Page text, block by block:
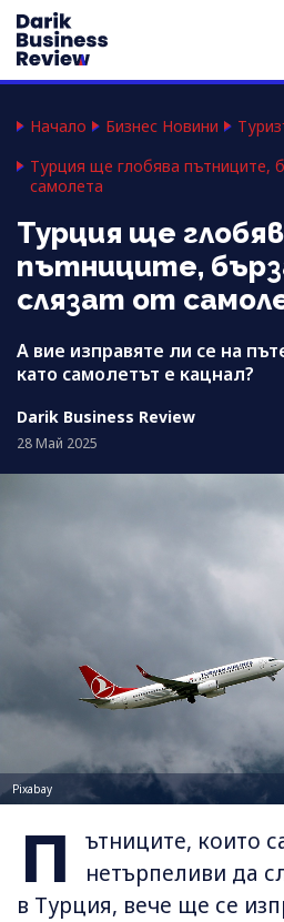
Начало Бизнес Новини
Турция ще глобява пътниците,
самолета
Турция ще
пътниците,
слязат от
А вие изправяте ли се на
като самолетът е кацнал?
Darik Business Review
28 Май 2025
Pixabay
П
ътниците, които
нетърпеливи да
в Турция, вече ще се